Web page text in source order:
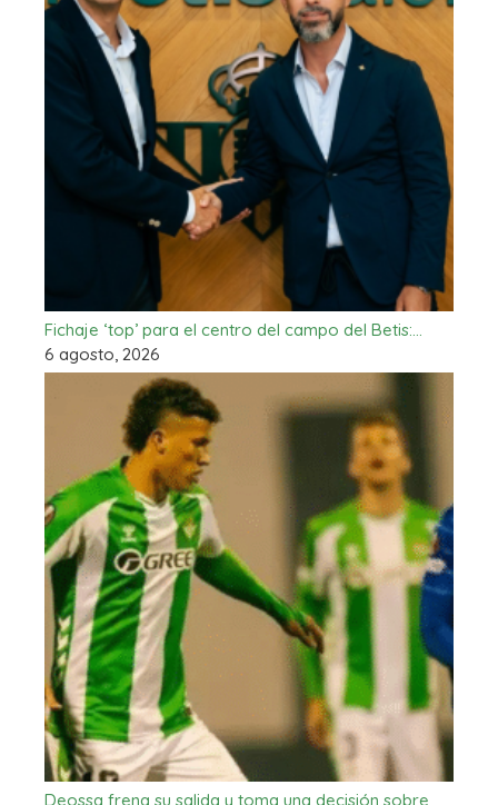
Fichaje ‘top’ para el centro del campo del Betis:…
6 agosto, 2026
Deossa frena su salida y toma una decisión sobre